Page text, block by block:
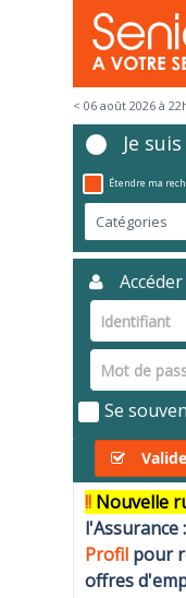
< 06 août 2026 à
Je
Étendre ma
Se
!! Nouvelle
l'Assurance :
Profil pour
offres